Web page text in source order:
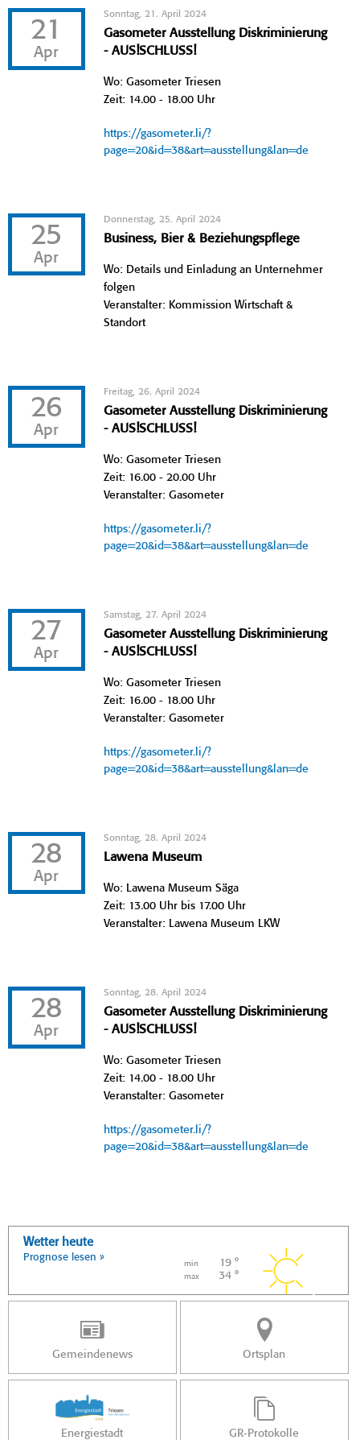
21
Apr
Sonntag, 21. April 2024
Gasometer Ausstellung Diskriminierung
- AUS!SCHLUSS!
Wo: Gasometer Triesen
Zeit: 14.00 - 18.00 Uhr
https://gasometer.li/?
page=20&id=38&art=ausstellung&lan=de
25
Apr
Donnerstag, 25. April 2024
Business, Bier & Beziehungspflege
Wo: Details und Einladung an Unternehmer
folgen
Veranstalter: Kommission Wirtschaft &
Standort
26
Apr
Freitag, 26. April 2024
Gasometer Ausstellung Diskriminierung
- AUS!SCHLUSS!
Wo: Gasometer Triesen
Zeit: 16.00 - 20.00 Uhr
Veranstalter: Gasometer
https://gasometer.li/?
page=20&id=38&art=ausstellung&lan=de
27
Apr
Samstag, 27. April 2024
Gasometer Ausstellung Diskriminierung
- AUS!SCHLUSS!
Wo: Gasometer Triesen
Zeit: 16.00 - 18.00 Uhr
Veranstalter: Gasometer
https://gasometer.li/?
page=20&id=38&art=ausstellung&lan=de
28
Apr
Sonntag, 28. April 2024
Lawena Museum
Wo: Lawena Museum Säga
Zeit: 13.00 Uhr bis 17.00 Uhr
Veranstalter: Lawena Museum LKW
28
Apr
Sonntag, 28. April 2024
Gasometer Ausstellung Diskriminierung
- AUS!SCHLUSS!
Wo: Gasometer Triesen
Zeit: 14.00 - 18.00 Uhr
Veranstalter: Gasometer
https://gasometer.li/?
page=20&id=38&art=ausstellung&lan=de
Wetter heute
Prognose lesen »
min 19 °
max 34 °
Gemeindenews Ortsplan
Energiestadt GR-Protokolle